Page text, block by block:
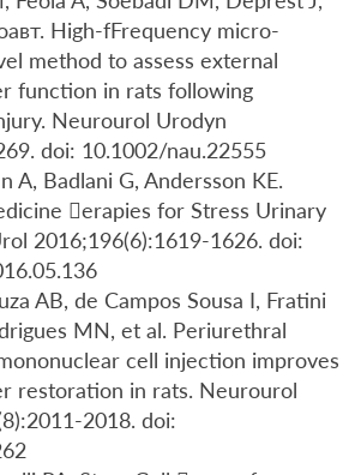
High-fFrequency micro-
method to assess external
function in rats following
Neurourol Urodyn
doi: 10.1002/nau.22555
A, Badlani G, Andersson KE.
erapies for Stress Urinary
2016;196(6):1619-1626. doi:
AB, de Campos Sousa I, Fratini
MN, et al. Periurethral
cell injection improves
restoration in rats. Neurourol
2018. doi: